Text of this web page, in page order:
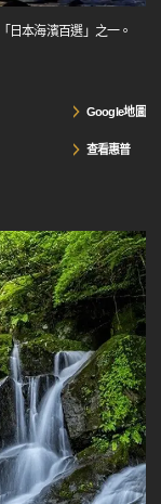
日本海濱百選」之一。
Google地圖
查看惠普